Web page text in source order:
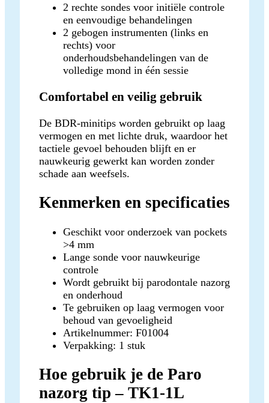
2 rechte sondes voor initiële controle
en eenvoudige behandelingen
2 gebogen instrumenten (links en
rechts) voor
onderhoudsbehandelingen van de
volledige mond in één sessie
Comfortabel en veilig gebruik
De BDR-minitips worden gebruikt op laag
vermogen en met lichte druk, waardoor het
tactiele gevoel behouden blijft en er
nauwkeurig gewerkt kan worden zonder
schade aan weefsels.
Kenmerken en specificaties
Geschikt voor onderzoek van pockets
>4 mm
Lange sonde voor nauwkeurige
controle
Wordt gebruikt bij parodontale nazorg
en onderhoud
Te gebruiken op laag vermogen voor
behoud van gevoeligheid
Artikelnummer: F01004
Verpakking: 1 stuk
Hoe gebruik je de Paro
nazorg tip – TK1-1L